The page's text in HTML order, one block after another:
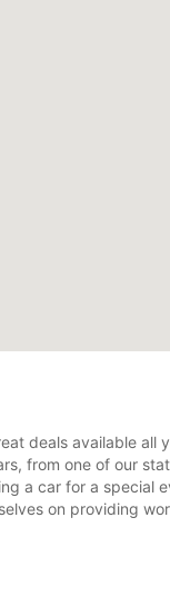
deals available
from one of our
a car for a special
on providing